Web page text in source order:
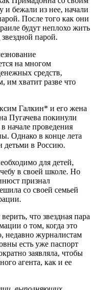
и бежали из нее, начали
После того как они
будут неплохо жить
парой.
на многом
средств,
им хватит разве что
Галкин* и его жена
Пугачева покинули
начале проведения
Однако в конце лета
детьми в Россию.
для детей,
в своей школе. Но
признал
со своей семьей
что звездная пара
о том, когда это
недавно журналистам
есть уже паспорт
заявляла, чтобы
агента, как и ее